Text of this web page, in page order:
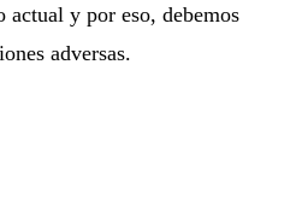
actual y por eso, debemos
adversas.